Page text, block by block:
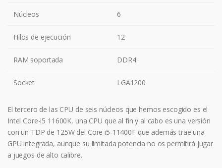
Núcleos 6
Hilos de ejecución 12
RAM soportada DDR4
Socket LGA1200
El tercero de las CPU de seis núcleos que hemos escogido es el
Intel Core-i5 11600K, una CPU que al fin y al cabo es una versión
con un TDP de 125W del Core i5-11400F que además trae una
GPU integrada, aunque su limitada potencia no os permitirá jugar
a juegos de alto calibre.